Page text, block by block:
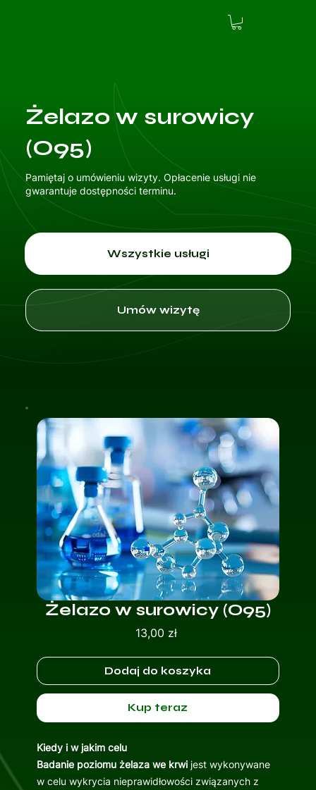
Żelazo w surowicy
(O95)
Pamiętaj o umówieniu wizyty. Opłacenie usługi nie
gwarantuje dostępności terminu.
Wszystkie usługi
Umów wizytę
Żelazo w surowicy (O95)
13,00 złCena
Dodaj do koszyka
Kup teraz
Kiedy i w jakim celu
Badanie poziomu żelaza we krwi jest wykonywane
w celu wykrycia nieprawidłowości związanych z